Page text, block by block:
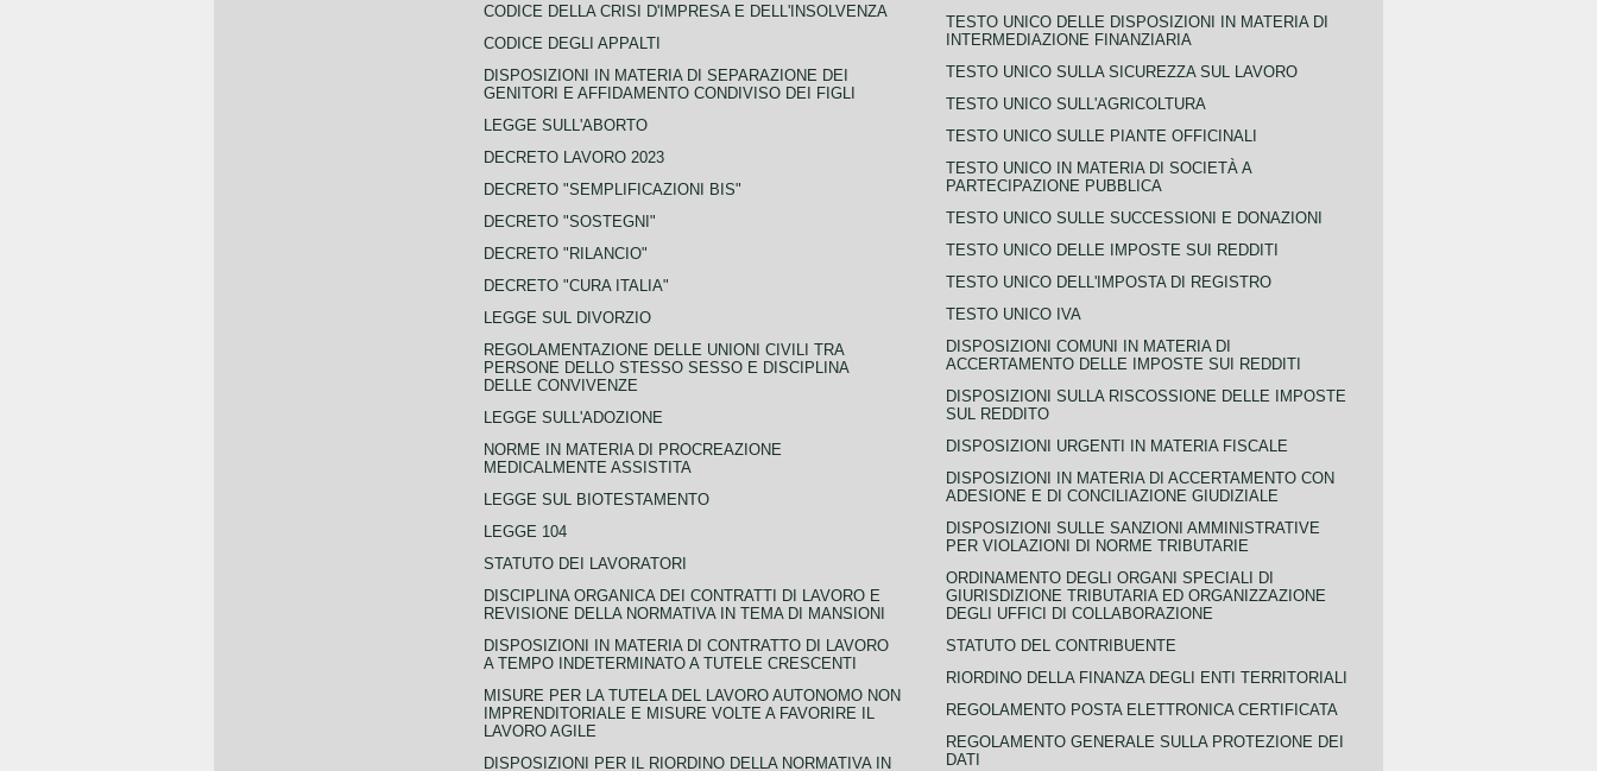
CODICE DELLA CRISI D'IMPRESA E DELL'INSOLVENZA
CODICE DEGLI APPALTI
DISPOSIZIONI IN MATERIA DI SEPARAZIONE DEI
GENITORI E AFFIDAMENTO CONDIVISO DEI FIGLI
LEGGE SULL'ABORTO
DECRETO LAVORO 2023
DECRETO "SEMPLIFICAZIONI BIS"
DECRETO "SOSTEGNI"
DECRETO "RILANCIO"
DECRETO "CURA ITALIA"
LEGGE SUL DIVORZIO
REGOLAMENTAZIONE DELLE UNIONI CIVILI TRA
PERSONE DELLO STESSO SESSO E DISCIPLINA
DELLE CONVIVENZE
LEGGE SULL'ADOZIONE
NORME IN MATERIA DI PROCREAZIONE
MEDICALMENTE ASSISTITA
LEGGE SUL BIOTESTAMENTO
LEGGE 104
STATUTO DEI LAVORATORI
DISCIPLINA ORGANICA DEI CONTRATTI DI LAVORO E
REVISIONE DELLA NORMATIVA IN TEMA DI MANSIONI
DISPOSIZIONI IN MATERIA DI CONTRATTO DI LAVORO
A TEMPO INDETERMINATO A TUTELE CRESCENTI
MISURE PER LA TUTELA DEL LAVORO AUTONOMO NON
IMPRENDITORIALE E MISURE VOLTE A FAVORIRE IL
LAVORO AGILE
DISPOSIZIONI PER IL RIORDINO DELLA NORMATIVA IN
TESTO UNICO DELLE DISPOSIZIONI IN MATERIA DI
INTERMEDIAZIONE FINANZIARIA
TESTO UNICO SULLA SICUREZZA SUL LAVORO
TESTO UNICO SULL'AGRICOLTURA
TESTO UNICO SULLE PIANTE OFFICINALI
TESTO UNICO IN MATERIA DI SOCIETÀ A
PARTECIPAZIONE PUBBLICA
TESTO UNICO SULLE SUCCESSIONI E DONAZIONI
TESTO UNICO DELLE IMPOSTE SUI REDDITI
TESTO UNICO DELL'IMPOSTA DI REGISTRO
TESTO UNICO IVA
DISPOSIZIONI COMUNI IN MATERIA DI
ACCERTAMENTO DELLE IMPOSTE SUI REDDITI
DISPOSIZIONI SULLA RISCOSSIONE DELLE IMPOSTE
SUL REDDITO
DISPOSIZIONI URGENTI IN MATERIA FISCALE
DISPOSIZIONI IN MATERIA DI ACCERTAMENTO CON
ADESIONE E DI CONCILIAZIONE GIUDIZIALE
DISPOSIZIONI SULLE SANZIONI AMMINISTRATIVE
PER VIOLAZIONI DI NORME TRIBUTARIE
ORDINAMENTO DEGLI ORGANI SPECIALI DI
GIURISDIZIONE TRIBUTARIA ED ORGANIZZAZIONE
DEGLI UFFICI DI COLLABORAZIONE
STATUTO DEL CONTRIBUENTE
RIORDINO DELLA FINANZA DEGLI ENTI TERRITORIALI
REGOLAMENTO POSTA ELETTRONICA CERTIFICATA
REGOLAMENTO GENERALE SULLA PROTEZIONE DEI
DATI